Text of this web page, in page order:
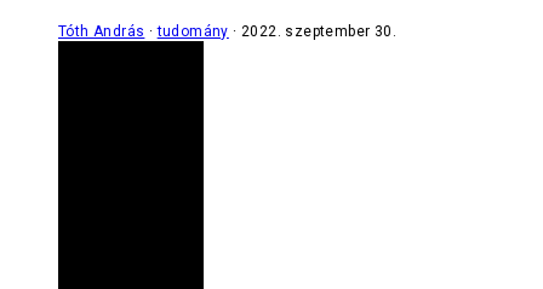
Tóth András tudomány 2022. szeptember 30.